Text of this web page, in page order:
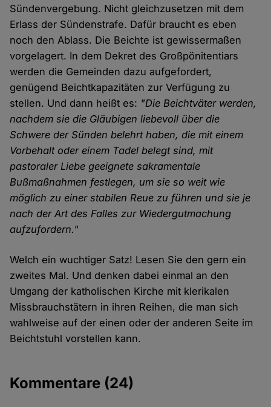
Sündenvergebung. Nicht gleichzusetzen mit dem
Erlass der Sündenstrafe. Dafür braucht es eben
noch den Ablass. Die Beichte ist gewissermaßen
vorgelagert. In dem Dekret des Großpönitentiars
werden die Gemeinden dazu aufgefordert,
genügend Beichtkapazitäten zur Verfügung zu
stellen. Und dann heißt es: "Die Beichtväter werden,
nachdem sie die Gläubigen liebevoll über die
Schwere der Sünden belehrt haben, die mit einem
Vorbehalt oder einem Tadel belegt sind, mit
pastoraler Liebe geeignete sakramentale
Bußmaßnahmen festlegen, um sie so weit wie
möglich zu einer stabilen Reue zu führen und sie je
nach der Art des Falles zur Wiedergutmachung
aufzufordern."
Welch ein wuchtiger Satz! Lesen Sie den gern ein
zweites Mal. Und denken dabei einmal an den
Umgang der katholischen Kirche mit klerikalen
Missbrauchstätern in ihren Reihen, die man sich
wahlweise auf der einen oder der anderen Seite im
Beichtstuhl vorstellen kann.
Kommentare (24)